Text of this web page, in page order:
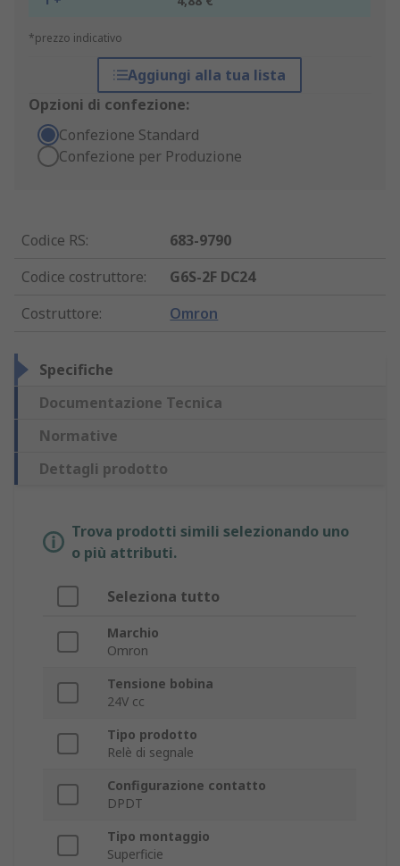
*prezzo indicativo
Aggiungi alla tua lista
Opzioni di confezione:
Confezione Standard
Confezione per Produzione
Codice RS:
683-9790
Codice costruttore:
G6S-2F DC24
Costruttore: Omron
Specifiche
Documentazione Tecnica
Normative
Dettagli prodotto
Trova prodotti simili selezionando uno
o più attributi.
Seleziona tutto
Marchio
Omron
Tensione bobina
24V cc
Tipo prodotto
Relè di segnale
Configurazione contatto
DPDT
Tipo montaggio
Superficie